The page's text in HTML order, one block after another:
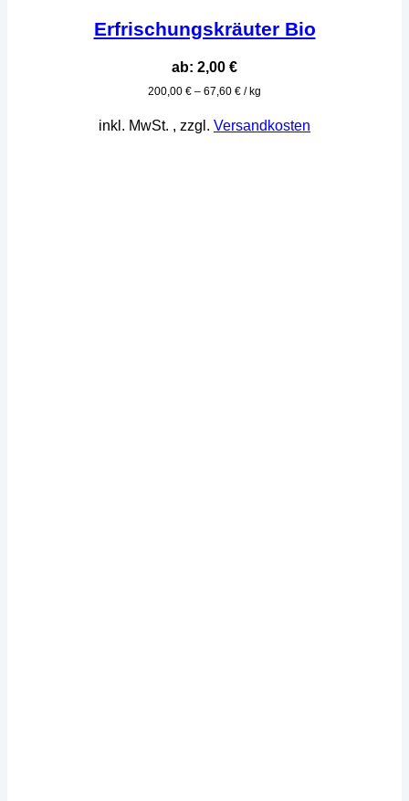
Erfrischungskräuter Bio
ab: 2,00 €
200,00 € – 67,60 € / kg
inkl. MwSt. , zzgl. Versandkosten